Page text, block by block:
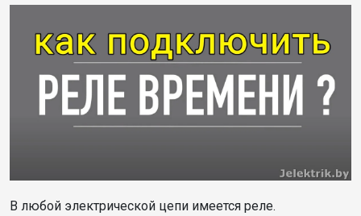
В любой электрической цепи имеется реле.